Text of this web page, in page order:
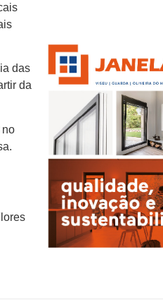
das
da
no